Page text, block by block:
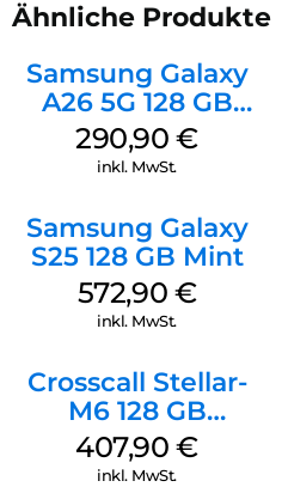
Ähnliche Produkte
Samsung Galaxy
A26 5G 128 GB
White
290,90€
inkl. MwSt.
Samsung Galaxy
S25 128 GB Mint
572,90 €
inkl. MwSt.
Crosscall Stellar-
M6 128 GB
Schwarz
407,90€
inkl. MwSt.